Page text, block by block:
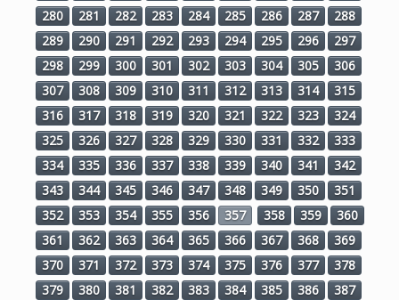
280
281 282 283 284 285 286 287
288
289
290 291 292 293 294 295 296
297
298
299 300 301 302 303 304 305
306
307
308 309 310 311 312 313 314
315
316
317 318 319 320 321 322 323
324
325
326 327 328 329 330 331 332
333
334
335 336 337 338 339 340 341
342
343
344 345 346 347 348 349 350
351
352
353 354 355 356 357 358 359
360
361
362 363 364 365 366 367 368
369
370
371 372 373 374 375 376 377
378
379
380 381 382 383 384 385 386
387